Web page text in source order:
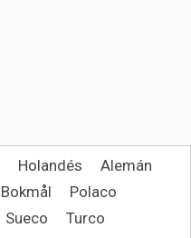
Holandés
Alemán
Bokmål
Polaco
Sueco Turco